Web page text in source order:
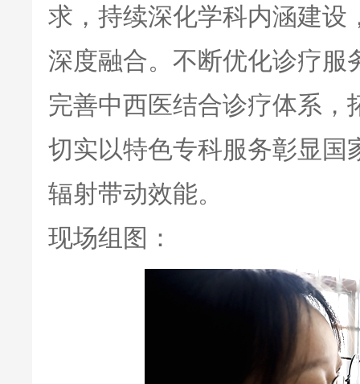
求，持续深化学科内涵建设
深度融合。不断优化诊疗服
完善中西医结合诊疗体系
切实以特色专科服务彰显国
辐射带动效能。
现场组图：